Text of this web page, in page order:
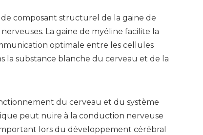
composant structurel de la gaine de
La gaine de myéline facilite la
optimale entre les cellules
la substance blanche du cerveau et de la
du cerveau et du système
peut nuire à la conduction nerveuse
lors du développement cérébral